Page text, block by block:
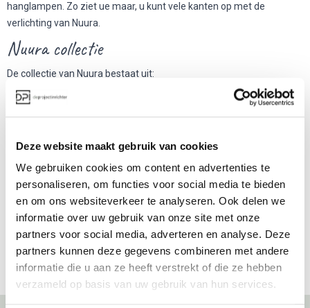
Deze website maakt gebruik van cookies
We gebruiken cookies om content en advertenties te
personaliseren, om functies voor social media te bieden
en om ons websiteverkeer te analyseren. Ook delen we
informatie over uw gebruik van onze site met onze
partners voor social media, adverteren en analyse. Deze
partners kunnen deze gegevens combineren met andere
informatie die u aan ze heeft verstrekt of die ze hebben
verzameld op basis van uw gebruik van hun services.
hanglampen. Zo ziet ue maar, u kunt vele kanten op met de
verlichting van Nuura.
Nuura collectie
De collectie van Nuura bestaat uit:
Hanglampen
Plafondlampen
Wandlampen en
Meer informatie over Nuura?
Wilt u meer informatie over de verlichtingsmogelijkheden van Nuura
of wilt u een lichtplan voor uw inrichting? Neem dan contact op met
onze experts.
Series